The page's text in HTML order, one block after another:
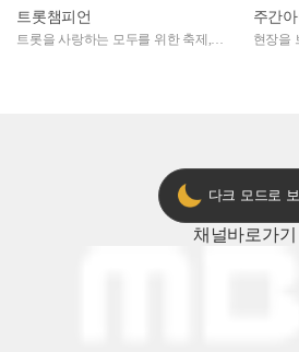
트롯챔피언
트롯을 사랑하는 모두를 위한 축제,
주간
현장을
다크 모드로
채널바로가기